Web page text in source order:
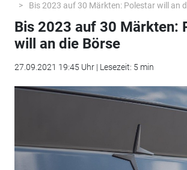
Bis 2023 auf 30 Märkten: Polestar will an
Bis 2023 auf 30 Märkten:
will an die Börse
27.09.2021 19:45 Uhr | Lesezeit: 5 min